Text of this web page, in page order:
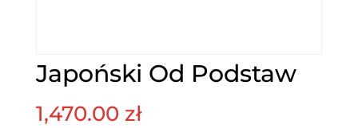
Japoński Od Podstaw
1,470.00 zł